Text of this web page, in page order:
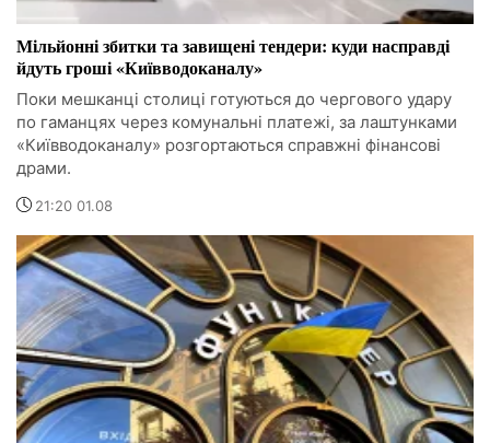
Мільйонні збитки та завищені тендери: куди насправді
йдуть гроші «Київводоканалу»
Поки мешканці столиці готуються до чергового удару
по гаманцях через комунальні платежі, за лаштунками
«Київводоканалу» розгортаються справжні фінансові
драми.
21:20 01.08